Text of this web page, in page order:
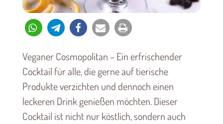
Veganer Cosmopolitan – Ein erfrischender
Cocktail für alle, die gerne auf tierische
Produkte verzichten und dennoch einen
leckeren Drink genießen möchten. Dieser
Cocktail ist nicht nur köstlich, sondern auch